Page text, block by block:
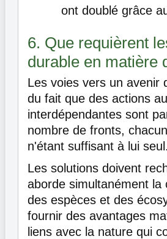
ont doublé grâce
6. Que requièrent
durable en matière
Les voies vers un avenir
du fait que des actions
interdépendantes sont
nombre de fronts,
n'étant suffisant à lui seul.
Les solutions doivent
aborde simultanément la
des espèces et des
fournir des avantages
liens avec la nature qui